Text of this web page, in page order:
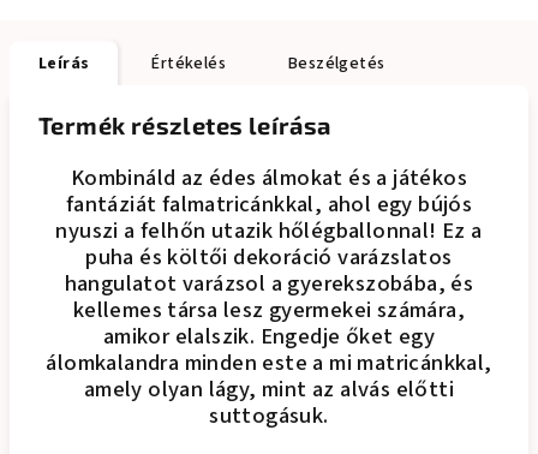
Leírás Értékelés Beszélgetés
Termék részletes leírása
Kombináld az édes álmokat és a játékos
fantáziát falmatricánkkal, ahol egy bújós
nyuszi a felhőn utazik hőlégballonnal! Ez a
puha és költői dekoráció varázslatos
hangulatot varázsol a gyerekszobába, és
kellemes társa lesz gyermekei számára,
amikor elalszik. Engedje őket egy
álomkalandra minden este a mi matricánkkal,
amely olyan lágy, mint az alvás előtti
suttogásuk.